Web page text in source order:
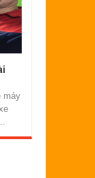
máy